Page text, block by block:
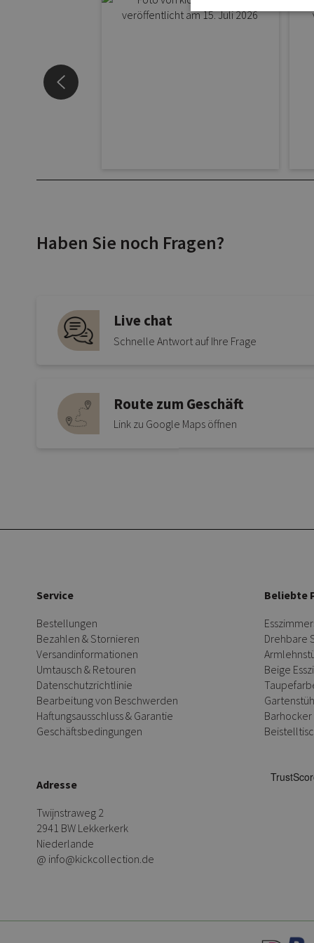
Haben Sie noch Fragen?
Live chat
Schnelle Antwort auf Ihre Frage
Route zum Geschäft
Link zu Google Maps öffnen
Service
Bestellungen
Bezahlen & Stornieren
Versandinformationen
Umtausch & Retouren
Datenschutzrichtlinie
Bearbeitung von Beschwerden
Haftungsausschluss & Garantie
Geschäftsbedingungen
Beliebte
Drehbare
Beige
Barhocker
Adresse
Twijnstraweg 2
2941 BW Lekkerkerk
Niederlande
@ info@kickcollection.de